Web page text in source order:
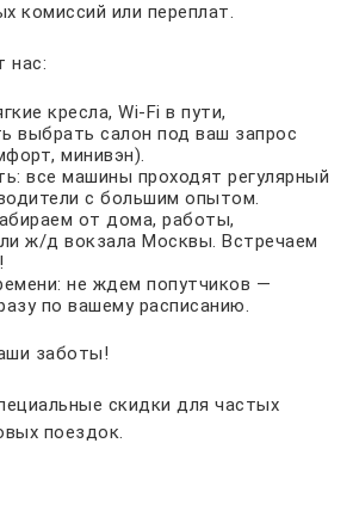
комиссий или переплат.
нас:
кресла, Wi-Fi в пути,
выбрать салон под ваш запрос
минивэн).
все машины проходят регулярный
с большим опытом.
от дома, работы,
ж/д вокзала Москвы. Встречаем
не ждем попутчиков —
по вашему расписанию.
заботы!
скидки для частых
поездок.